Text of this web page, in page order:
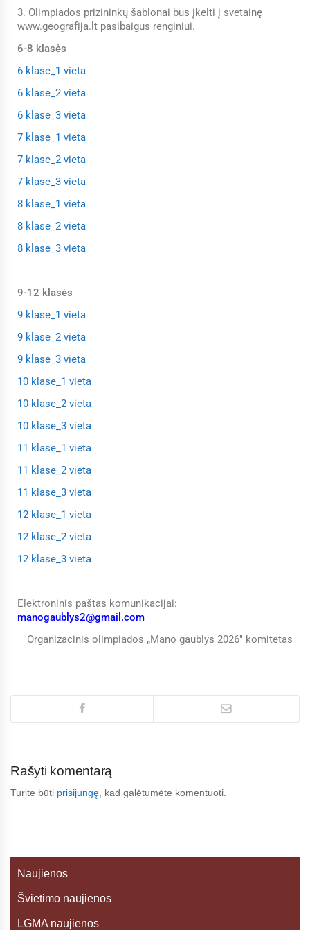
3. Olimpiados prizininkų šablonai bus įkelti į svetainę
www.geografija.lt pasibaigus renginiui.
6-8 klasės
6 klase_1 vieta
6 klase_2 vieta
6 klase_3 vieta
7 klase_1 vieta
7 klase_2 vieta
7 klase_3 vieta
8 klase_1 vieta
8 klase_2 vieta
8 klase_3 vieta
9-12 klasės
9 klase_1 vieta
9 klase_2 vieta
9 klase_3 vieta
10 klase_1 vieta
10 klase_2 vieta
10 klase_3 vieta
11 klase_1 vieta
11 klase_2 vieta
11 klase_3 vieta
12 klase_1 vieta
12 klase_2 vieta
12 klase_3 vieta
Elektroninis paštas komunikacijai:
manogaublys2@gmail.com
Organizacinis olimpiados „Mano gaublys 2026″ komitetas
Rašyti komentarą
Turite būti prisijungę , kad galėtumėte komentuoti.
Naujienos
Švietimo naujienos
LGMA naujienos